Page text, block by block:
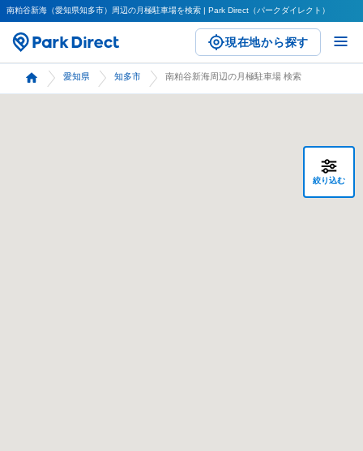
南粕谷新海（愛知県知多市）周辺の月極駐車場を検索 | Park Direct（パークダイレクト）
現在地から探す
愛知県 知多市 南粕谷新海周辺の月極駐車場 検索
絞り込む